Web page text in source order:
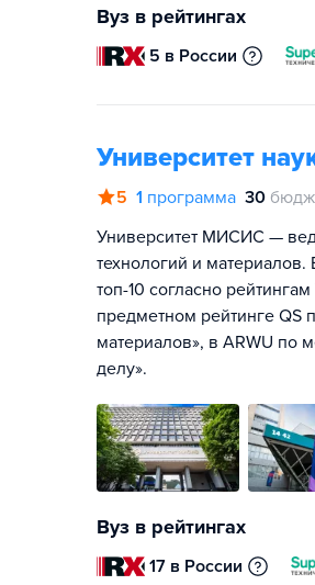
Вуз в рейтингах
5 в России
Университет
5 1 программа 30
Университет МИСИС —
технологий и
топ-10 согласно
предметном рейтинге QS
материалов», в ARWU по
делу».
Вуз в рейтингах
17 в России